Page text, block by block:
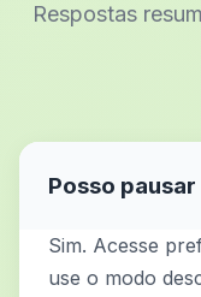
Respostas
Posso
Sim. Acesse
use o modo